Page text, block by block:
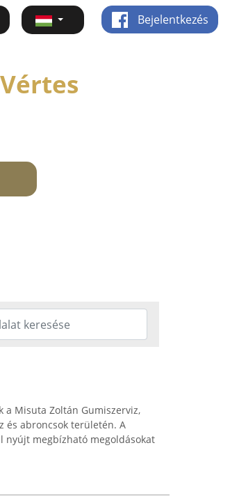
Bejelentkezés
a Misuta Zoltán Gumiszerviz,
és abroncsok területén. A
nyújt megbízható megoldásokat